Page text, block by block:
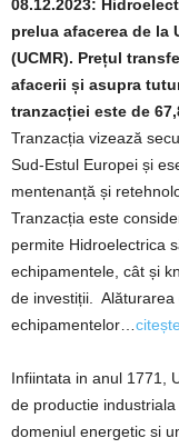
08.12.2023:
prelua afacerea de la
(UCMR). Prețul
afacerii și asupra
tranzacției este de
Tranzacția vizează
Sud-Estul Europei și
mentenanță și
Tranzacția este
permite Hidroelectrica
echipamentele, cât și
de investiții.
echipamentelor…
Infiintata in anul 1771,
de productie
domeniul energetic si